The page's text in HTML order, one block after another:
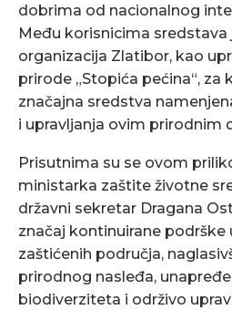
dobrima od nacionalnog
Među korisnicima sredstava
organizacija Zlatibor, kao
prirode „Stopića pećina“, za
značajna sredstva
i upravljanja ovim prirodnim
Prisutnima su se ovom
ministarka zaštite životne
državni sekretar Dragana
značaj kontinuirane podrške
zaštićenih područja,
prirodnog nasleđa,
biodiverziteta i održivo